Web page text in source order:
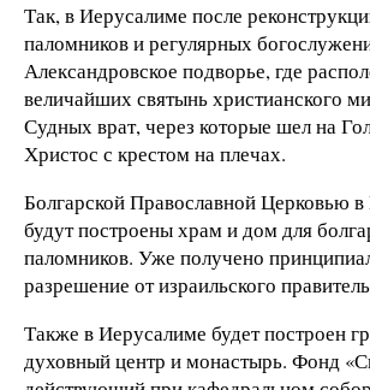
Так, в Иерусалиме после
паломников и регулярных
Александровское подворье, где
величайших святынь христианского
Судных врат, через которые шел на
Христос с крестом на плечах.
Болгарской Православной Церковью
будут построены храм и дом для
паломников. Уже получено
разрешение от израильского
Также в Иерусалиме будет построен
духовный центр и монастырь. Фонд